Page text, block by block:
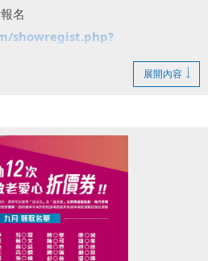
名
showregist.php?
需穿著泳裝並攜帶泳具。
課程限15歲以上。
取【悅氏瓶裝水乙罐】！
缺席達2次，將暫停後續體驗課報名
展開內容